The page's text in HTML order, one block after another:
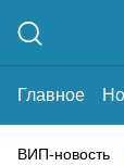
Главное
ВИП-новость